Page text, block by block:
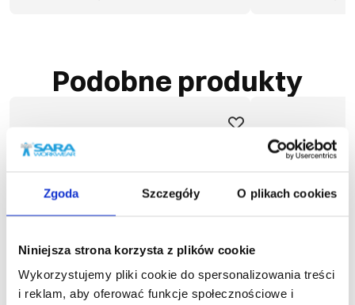
Zgoda Szczegóły O plikach cookies
Niniejsza strona korzysta z plików cookie
Wykorzystujemy pliki cookie do spersonalizowania treści
i reklam, aby oferować funkcje społecznościowe i
Podobne produkty